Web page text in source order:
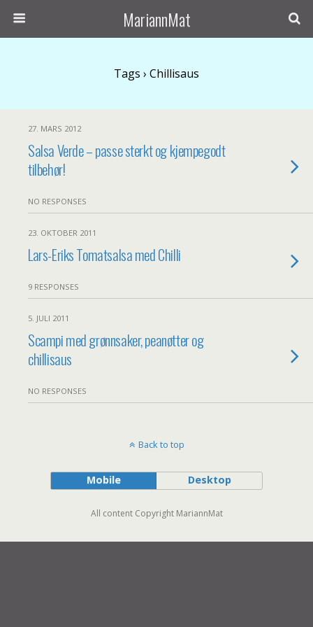
MariannMat
Tags › Chillisaus
27. MARS 2012
Salsa Verde – passe sterkt og kjempegodt
tilbehør!
NO RESPONSES
23. OKTOBER 2011
Lars-Eriks Tomatsalsa med Chilli
9 RESPONSES
5. JULI 2011
Scampi med grønnsaker, peanøtter og
chillisaus
NO RESPONSES
Back to top
Mobile Desktop
All content Copyright MariannMat